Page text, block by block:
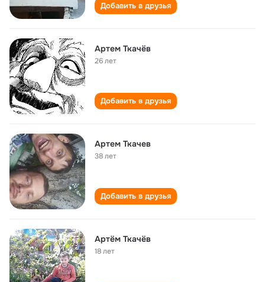
Добавить в друзья
Артем Ткачёв
26 лет
Добавить в друзья
Артем Ткачев
38 лет
Добавить в друзья
Артём Ткачёв
18 лет